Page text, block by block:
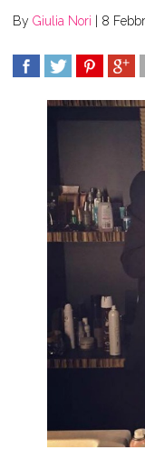
By Giulia Nori 8